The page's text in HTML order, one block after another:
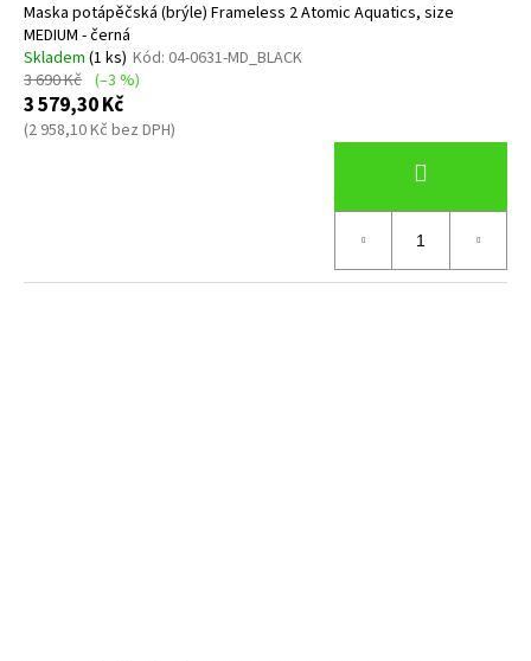
Maska potápěčská (brýle) Frameless 2 Atomic Aquatics, size
MEDIUM - černá
Skladem (1 ks) Kód: 04-0631-MD_BLACK
3 690 Kč (–3 %)
3 579,30 Kč
(2 958,10 Kč bez DPH)